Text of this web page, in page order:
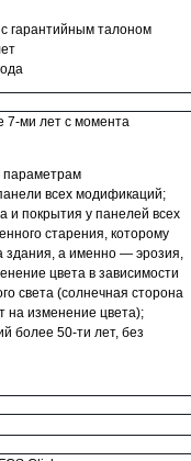
гарантийным талоном
7-ми лет с момента
параметрам
всех модификаций;
и покрытия у панелей всех
старения, которому
здания, а именно — эрозия,
цвета в зависимости
света (солнечная сторона
на изменение цвета);
более 50-ти лет, без